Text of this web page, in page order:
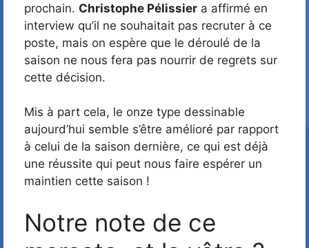
prochain. Christophe Pélissier a affirmé en
interview qu’il ne souhaitait pas recruter à ce
poste, mais on espère que le déroulé de la
saison ne nous fera pas nourrir de regrets sur
cette décision.
Mis à part cela, le onze type dessinable
aujourd’hui semble s’être amélioré par rapport
à celui de la saison dernière, ce qui est déjà
une réussite qui peut nous faire espérer un
maintien cette saison !
Notre note de ce